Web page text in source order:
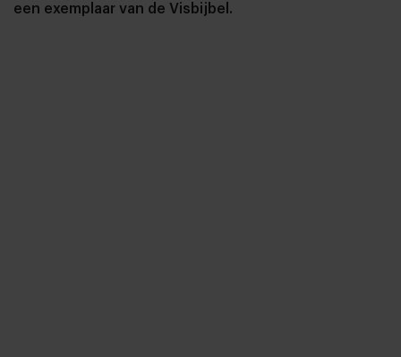
een exemplaar van de Visbijbel.